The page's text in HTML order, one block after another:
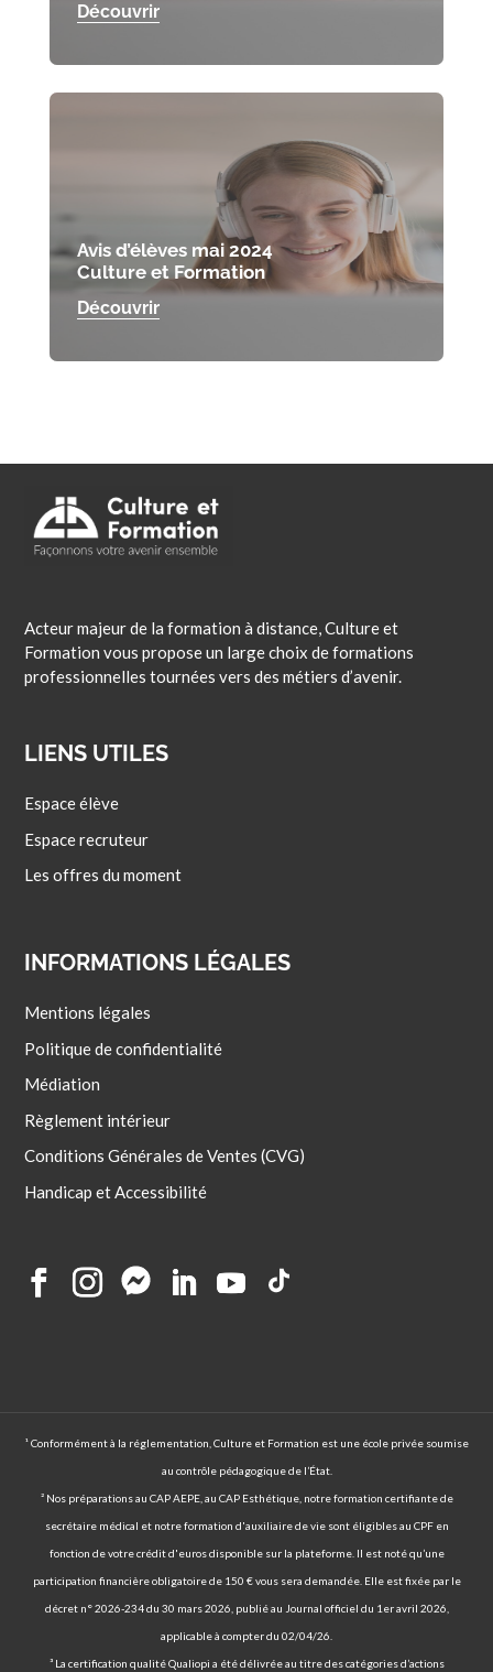
Découvrir
Avis d’élèves mai 2024
Culture et Formation
Découvrir
Acteur majeur de la formation à distance, Culture et
Formation vous propose un large choix de formations
professionnelles tournées vers des métiers d’avenir.
LIENS UTILES
Espace élève
Espace recruteur
Les offres du moment
INFORMATIONS LÉGALES
Mentions légales
Politique de confidentialité
Médiation
Règlement intérieur
Conditions Générales de Ventes (CVG)
Handicap et Accessibilité
¹ Conformément à la réglementation, Culture et Formation est une école privée soumise
au contrôle pédagogique de l’État.
² Nos préparations au CAP AEPE, au CAP Esthétique, notre formation certifiante de
secrétaire médical et notre formation d'auxiliaire de vie sont éligibles au CPF en
fonction de votre crédit d'euros disponible sur la plateforme. Il est noté qu’une
participation financière obligatoire de 150 € vous sera demandée. Elle est fixée par le
décret n° 2026-234 du 30 mars 2026, publié au Journal officiel du 1er avril 2026,
applicable à compter du 02/04/26.
³ La certification qualité Qualiopi a été délivrée au titre des catégories d’actions